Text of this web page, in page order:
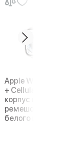
Apple Watch Ultra
+ Cellular, 49 мм,
корпус из титана,
ремешок Ocean
белого цвета